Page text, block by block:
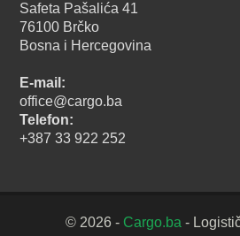
Safeta Pašalića 41
76100 Brčko
Bosna i Hercegovina
E-mail:
office@cargo.ba
Telefon:
+387 33 922 252
© 2026 - Cargo.ba -